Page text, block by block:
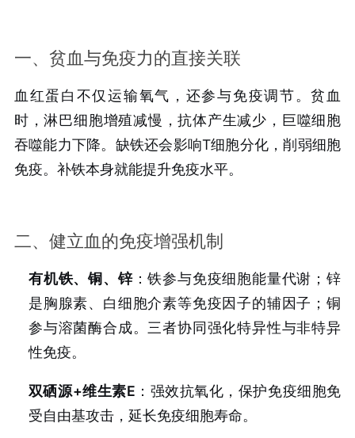
一、贫血与免疫力的直接关联
血红蛋白不仅运输氧气，还参与免疫调节。贫血
时，淋巴细胞增殖减慢，抗体产生减少，巨噬细胞
吞噬能力下降。缺铁还会影响T细胞分化，削弱细胞
免疫。补铁本身就能提升免疫水平。
二、健立血的免疫增强机制
有机铁、铜、锌：铁参与免疫细胞能量代谢；锌
是胸腺素、白细胞介素等免疫因子的辅因子；铜
参与溶菌酶合成。三者协同强化特异性与非特异
性免疫。
双硒源+维生素E ：强效抗氧化，保护免疫细胞免
受自由基攻击，延长免疫细胞寿命。